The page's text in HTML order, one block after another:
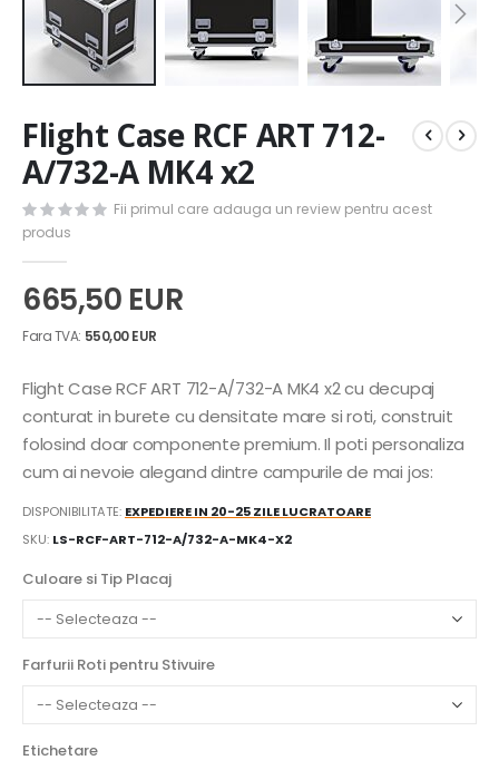
to
the
beginning
of
the
images
gallery
Flight Case RCF ART 712-
A/732-A MK4 x2
Fii primul care adauga un review pentru acest
produs
665,50 EUR
550,00 EUR
Flight Case RCF ART 712-A/732-A MK4 x2 cu decupaj
conturat in burete cu densitate mare si roti, construit
folosind doar componente premium. Il poti personaliza
cum ai nevoie alegand dintre campurile de mai jos:
DISPONIBILITATE: EXPEDIERE IN 20-25 ZILE LUCRATOARE
SKU LS-RCF-ART-712-A/732-A-MK4-X2
Culoare si Tip Placaj
Farfurii Roti pentru Stivuire
Etichetare